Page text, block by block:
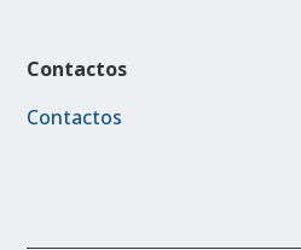
Contactos
Contactos